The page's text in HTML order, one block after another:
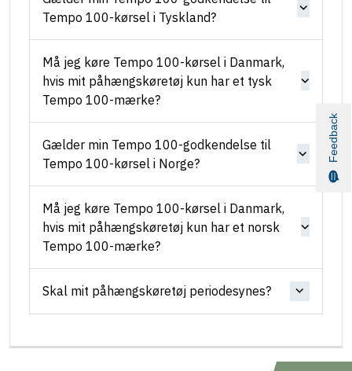
Tempo 100-kørsel i Tyskland?
Må jeg køre Tempo 100-kørsel i Danmark,
hvis mit påhængskøretøj kun har et tysk
Tempo 100-mærke?
Gælder min Tempo 100-godkendelse til
Tempo 100-kørsel i Norge?
Må jeg køre Tempo 100-kørsel i Danmark,
hvis mit påhængskøretøj kun har et norsk
Tempo 100-mærke?
Skal mit påhængskøretøj periodesynes?
Feedback